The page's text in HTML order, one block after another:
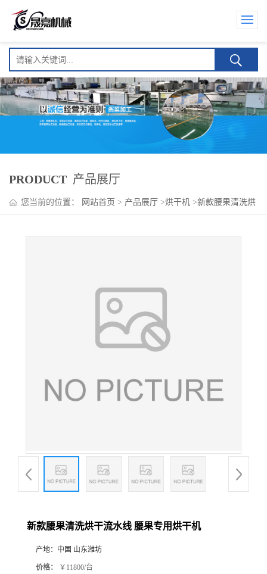
PRODUCT 产品展厅
您当前的位置： 网站首页 > 产品展厅 >烘干机 >新款腰果清洗烘
新款腰果清洗烘干流水线 腰果专用烘干机
产地： 中国 山东潍坊
价格： ￥11800/台